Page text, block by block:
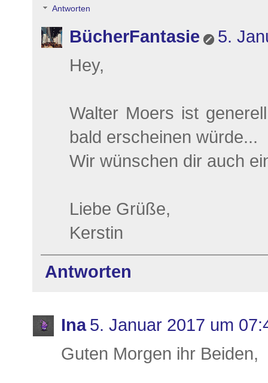
Antworten
BücherFantasie
5.
Hey,
Walter Moers ist
bald erscheinen würde...
Wir wünschen dir auch
Liebe Grüße,
Kerstin
Antworten
Ina 5. Januar 2017 um
Guten Morgen ihr Beiden,